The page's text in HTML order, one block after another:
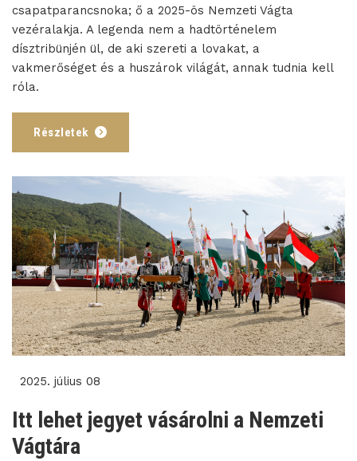
csapatparancsnoka; ő a 2025-ös Nemzeti Vágta
vezéralakja. A legenda nem a hadtörténelem
dísztribünjén ül, de aki szereti a lovakat, a
vakmerőséget és a huszárok világát, annak tudnia kell
róla.
Részletek
2025. július 08
Itt lehet jegyet vásárolni a Nemzeti
Vágtára